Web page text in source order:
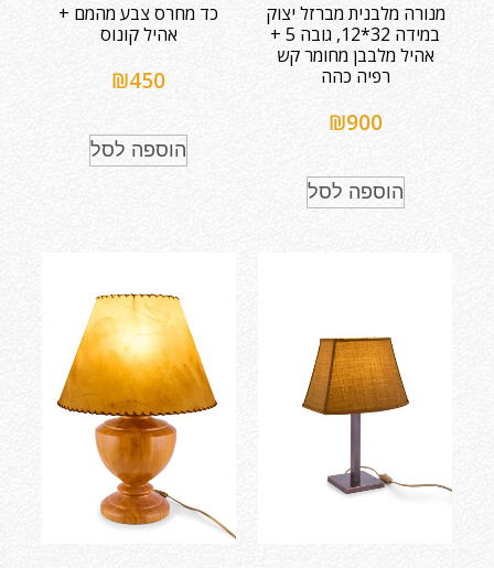
מנורה מלבנית מברזל יצוק
במידה 32*12, גובה 5 +
אהיל מלבבן מחומר קש
רפיה כהה
₪900
הוספה לסל
כד מחרס צבע מהמם +
אהיל קונוס
₪450
הוספה לסל